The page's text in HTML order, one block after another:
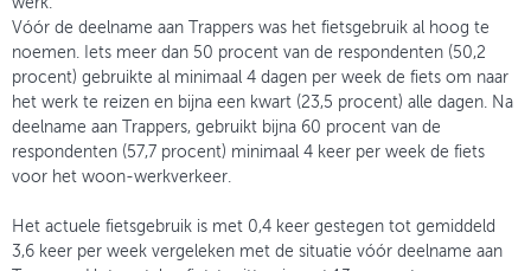
werk.
Vóór de deelname aan Trappers was het fietsgebruik al hoog te
noemen. Iets meer dan 50 procent van de respondenten (50,2
procent) gebruikte al minimaal 4 dagen per week de fiets om naar
het werk te reizen en bijna een kwart (23,5 procent) alle dagen. Na
deelname aan Trappers, gebruikt bijna 60 procent van de
respondenten (57,7 procent) minimaal 4 keer per week de fiets
voor het woon-werkverkeer.
Het actuele fietsgebruik is met 0,4 keer gestegen tot gemiddeld
3,6 keer per week vergeleken met de situatie vóór deelname aan